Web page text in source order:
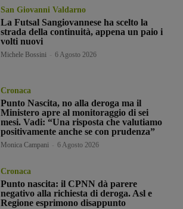
San Giovanni Valdarno
La Futsal Sangiovannese ha scelto la
strada della continuità, appena un paio i
volti nuovi
Michele Bossini 6 Agosto 2026
Cronaca
Punto Nascita, no alla deroga ma il
Ministero apre al monitoraggio di sei
mesi. Vadi: “Una risposta che valutiamo
positivamente anche se con prudenza”
Monica Campani 6 Agosto 2026
Cronaca
Punto nascita: il CPNN dà parere
negativo alla richiesta di deroga. Asl e
Regione esprimono disappunto